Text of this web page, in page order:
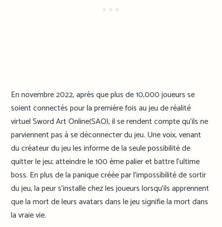
En novembre 2022, après que plus de 10,000 joueurs se
soient connectés pour la première fois au jeu de réalité
virtuel Sword Art Online(SAO), il se rendent compte qu’ils ne
parviennent pas à se déconnecter du jeu. Une voix, venant
du créateur du jeu les informe de la seule possibilité de
quitter le jeu; atteindre le 100 ème palier et battre l’ultime
boss. En plus de la panique créée par l’impossibilité de sortir
du jeu, la peur s’installe chez les joueurs lorsqu’ils apprennent
que la mort de leurs avatars dans le jeu signifie la mort dans
la vraie vie.